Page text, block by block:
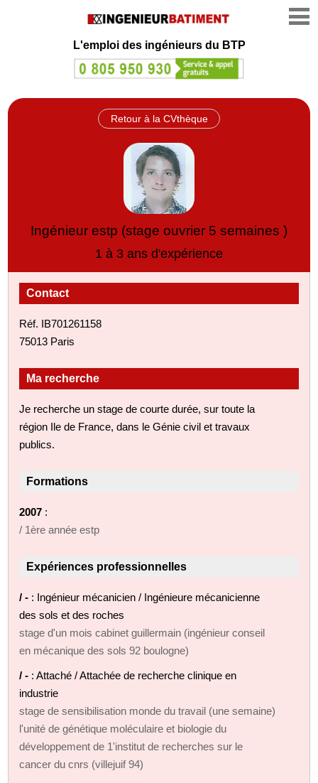
L'emploi des ingénieurs du BTP
Retour à la CVthèque
Ingénieur estp (stage ouvrier 5 semaines )
1 à 3 ans d'expérience
Contact
Réf. IB701261158
75013 Paris
Ma recherche
Je recherche un stage de courte durée, sur toute la
région Ile de France, dans le Génie civil et travaux
publics.
Formations
2007 :
/ 1ère année estp
Expériences professionnelles
/ - : Ingénieur mécanicien / Ingénieure mécanicienne
des sols et des roches
stage d'un mois cabinet guillermain (ingénieur conseil
en mécanique des sols 92 boulogne)
/ - : Attaché / Attachée de recherche clinique en
industrie
stage de sensibilisation monde du travail (une semaine)
l'unité de génétique moléculaire et biologie du
développement de 1'institut de recherches sur le
cancer du cnrs (villejuif 94)